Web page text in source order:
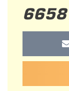
6658